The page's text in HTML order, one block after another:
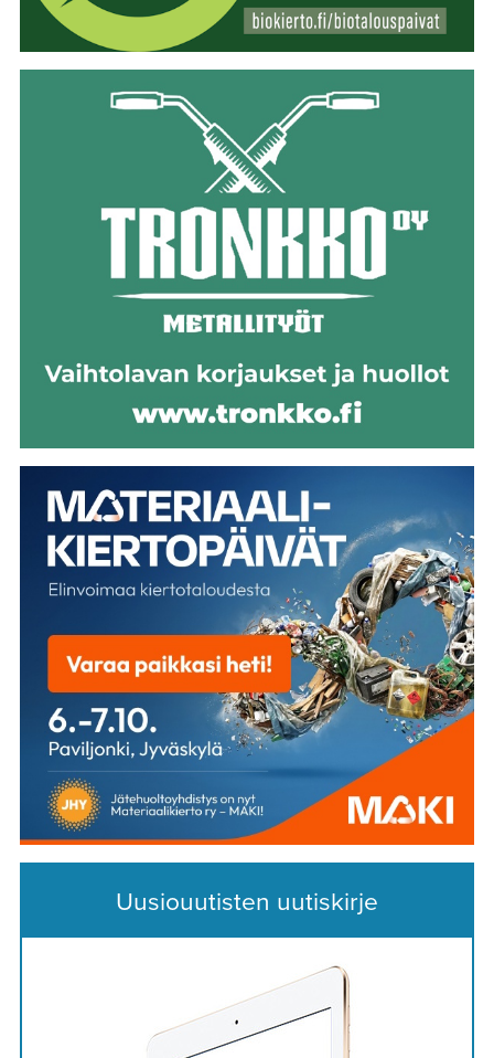
Uusiouutisten uutiskirje